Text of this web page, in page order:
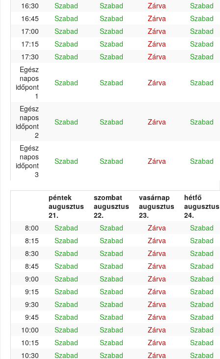
16:30 Szabad Szabad Zárva
Szabad
16:45
Szabad Szabad Zárva
Szabad
17:00
Szabad Szabad Zárva
Szabad
17:15
Szabad Szabad Zárva
Szabad
17:30
Szabad Szabad Zárva
Szabad
Egész
napos
időpont
1
Szabad Szabad Zárva Szabad
Egész
napos
időpont
2
Szabad Szabad Zárva Szabad
Egész
napos
időpont
3
Szabad Szabad Zárva Szabad
péntek
augusztus
21.
szombat
augusztus
22.
vasárnap
augusztus
23.
hétfő
augusztus
24.
8:00
Szabad Szabad Zárva
Szabad
8:15
Szabad Szabad Zárva
Szabad
8:30
Szabad Szabad Zárva
Szabad
8:45
Szabad Szabad Zárva
Szabad
9:00
Szabad Szabad Zárva
Szabad
9:15
Szabad Szabad Zárva
Szabad
9:30
Szabad Szabad Zárva
Szabad
9:45
Szabad Szabad Zárva
Szabad
10:00
Szabad Szabad Zárva
Szabad
10:15
Szabad Szabad Zárva
Szabad
10:30
Szabad Szabad Zárva
Szabad